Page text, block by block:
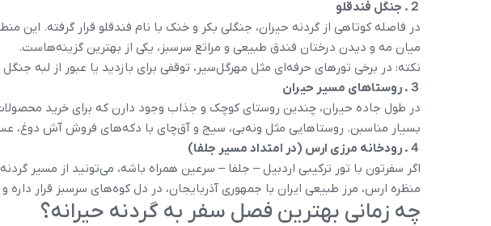
２. جنگل فندقلو
در فاصله کوتاهی از گردنه حیران، جنگلی بکر و خنک با نام فندقلو قرار گرفته. این
میان مه و دیدن درختان فندق طبیعی و مراتع سرسبز، یکی از بهترین گزینه‌هاست.
نکته: در برخی تورهای حرفه‌ای مثل مهرگل‌سیر، توقفی برای بازدید یا عبور از لبه
３. روستاهای مسیر حیران
در طول جاده حیران، چندین روستای کوچک و جذاب وجود دارن که برای خرید
بسیار مناسبن. روستاهایی مثل ونه‌بی، سیج و آق‌چای با دکه‌های فروش آش دوغ،
４. رودخانه مرزی ارس (در امتداد مسیر جلفا)
اگر سفرتون با تور ترکیبی اردبیل – جلفا – سرعین همراه باشه، می‌تونید از مسیر
منظره ارس، مرز طبیعی ایران با جمهوری آذربایجان، در دل کوه‌های سرسبز قرار
چه زمانی بهترین فصل سفر به گردنه حیرانه؟